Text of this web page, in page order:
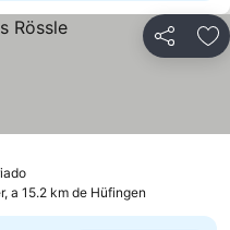
Partilhar
Ver preços
a 15.2 km de Hüfingen